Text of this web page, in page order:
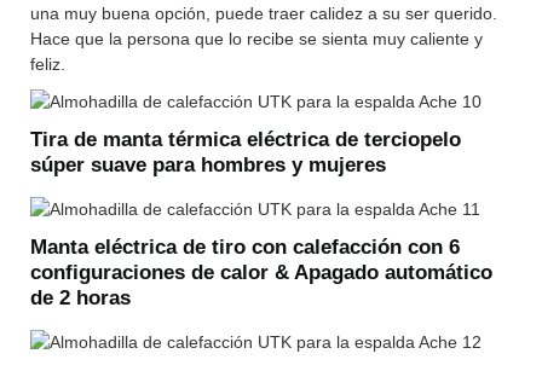
una muy buena opción, puede traer calidez a su ser querido.
Hace que la persona que lo recibe se sienta muy caliente y
feliz.
Tira de manta térmica eléctrica de terciopelo
súper suave para hombres y mujeres
Manta eléctrica de tiro con calefacción con 6
configuraciones de calor & Apagado automático
de 2 horas